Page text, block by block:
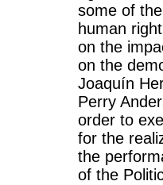
some of
human
on the
on the
Joaquín
Perry
order to
for the
the
of the